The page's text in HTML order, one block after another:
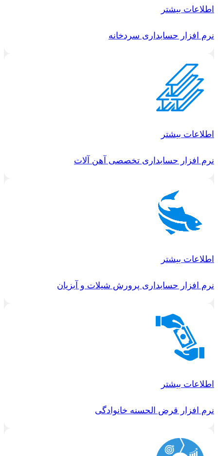
اطلاعات بیشتر
نرم افزار حسابداری سردخانه
اطلاعات بیشتر
نرم افزار حسابداری تخصصی آهن آلات
اطلاعات بیشتر
نرم افزار حسابداری پرورش شیلات و آبزیان
اطلاعات بیشتر
نرم افزار قرض الحسنه خانوادگی